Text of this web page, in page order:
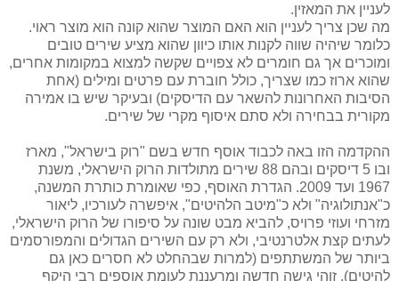
לעניין את המאזין.
מה שכן צריך לעניין הוא האם המוצר שהוא קונה הוא מוצר ראוי.
כלומר שיהיה שווה לקנות אותו כיוון שהוא מציע שירים טובים
ומוכרים אך גם חומרים לא צפויים שקשה למצוא במקומות אחרים,
שהוא ארוז כמו שצריך, כולל חוברת עם פרטים ומילים (אחת
הסיבות האחרונות להשאר עם הדיסקים) ובעיקר שיש בו אמירה
מקורית בבחירה ולא סתם איסוף מקרי של שירים.
ההקדמה הזו באה לכבוד אוסף חדש בשם "רוק בישראל", מארז
ובו 5 דיסקים ובהם 88 שירים מתולדות הרוק הישראלי, משנת
1967 ועד 2009. הגדרת האוסף, כפי שאומרת כותרת המשנה,
כ"אנתולוגיה" ולא כ"מיטב הלהיטים", איפשרה לעורכיו, ליאור
מזרחי ועוזי פרויס, להביא מבט שונה על סיפורו של הרוק הישראלי,
לעתים קצת אלטרנטיבי, ולא רק עם השירים הגדולים והמפורסמים
ביותר של המשתתפים (למרות שבהחלט לא חסרים כאן גם
להיטים). זוהי גישה חדשה ומרעננת לעומת אוספים רבי היקף